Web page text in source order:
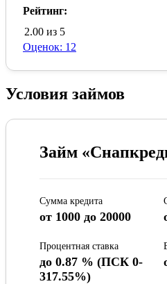
Рейтинг:
2.00 из 5
Оценок: 12
Условия займов
Займ
Сумма кредита
от 1000 до 20000
Процентная ставка
до 0.87 % (ПСК 0-
317.55%)